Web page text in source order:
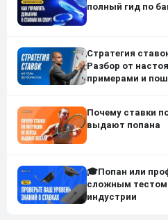
полный гид по
Стратегия
Разбор от
примерами и
Почему ставки
выдают попана
🎓Попан или
сложным тестом
индустрии